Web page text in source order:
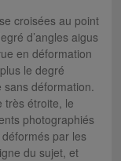
croisées au point
d’angles aigus
en déformation
le degré
sans déformation.
très étroite, le
photographiés
par les
du sujet, et